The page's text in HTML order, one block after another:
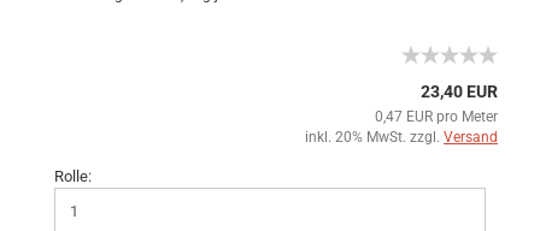
23,40 EUR
0,47 EUR pro Meter
inkl. 20% MwSt. zzgl. Versand
Rolle: